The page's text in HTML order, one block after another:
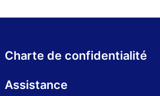
Charte de confidentialité
Assistance